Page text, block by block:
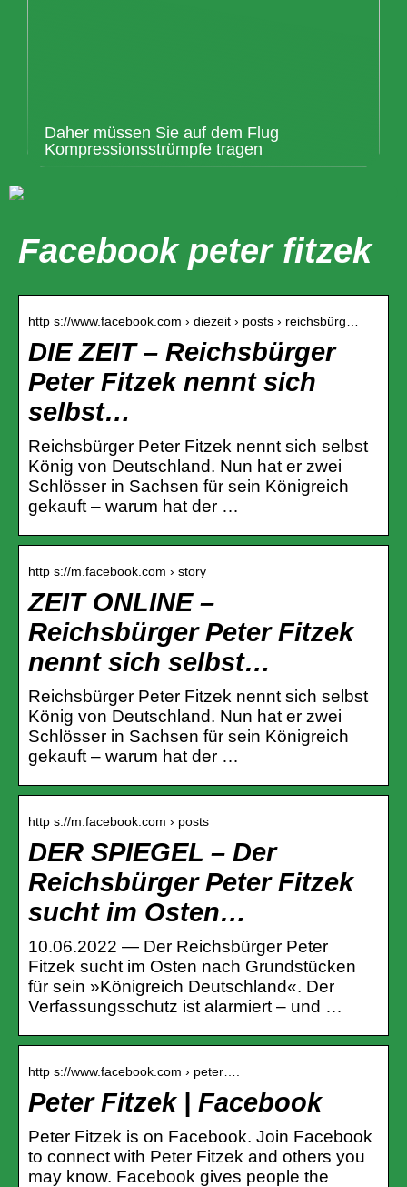
Daher müssen Sie auf dem Flug
Kompressionsstrümpfe tragen
Facebook peter fitzek
http s://www.facebook.com › diezeit › posts › reichsbürg…
DIE ZEIT – Reichsbürger
Peter Fitzek nennt sich
selbst…
Reichsbürger Peter Fitzek nennt sich selbst
König von Deutschland. Nun hat er zwei
Schlösser in Sachsen für sein Königreich
gekauft – warum hat der …
http s://m.facebook.com › story
ZEIT ONLINE –
Reichsbürger Peter Fitzek
nennt sich selbst…
Reichsbürger Peter Fitzek nennt sich selbst
König von Deutschland. Nun hat er zwei
Schlösser in Sachsen für sein Königreich
gekauft – warum hat der …
http s://m.facebook.com › posts
DER SPIEGEL – Der
Reichsbürger Peter Fitzek
sucht im Osten…
10.06.2022 — Der Reichsbürger Peter
Fitzek sucht im Osten nach Grundstücken
für sein »Königreich Deutschland«. Der
Verfassungsschutz ist alarmiert – und …
http s://www.facebook.com › peter….
Peter Fitzek | Facebook
Peter Fitzek is on Facebook. Join Facebook
to connect with Peter Fitzek and others you
may know. Facebook gives people the